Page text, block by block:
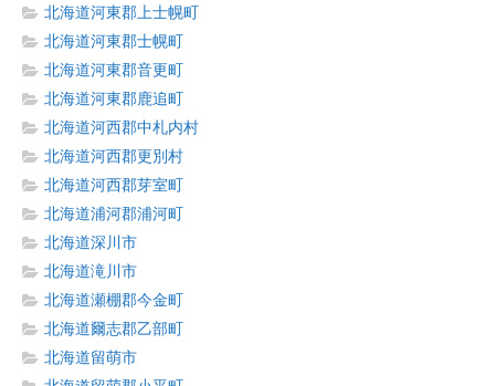
北海道河東郡上士幌町
北海道河東郡士幌町
北海道河東郡音更町
北海道河東郡鹿追町
北海道河西郡中札内村
北海道河西郡更別村
北海道河西郡芽室町
北海道浦河郡浦河町
北海道深川市
北海道滝川市
北海道瀬棚郡今金町
北海道爾志郡乙部町
北海道留萌市